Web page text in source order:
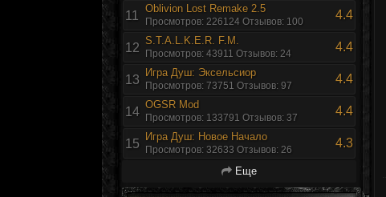
11 4.4
Oblivion Lost Remake 2.5
Просмотров: 226124 Отзывов: 100
12 4.4
S.T.A.L.K.E.R. F.M.
Просмотров: 43911 Отзывов: 24
13 4.4
Игра Душ: Эксельсиор
Просмотров: 73751 Отзывов: 97
14 4.4
OGSR Mod
Просмотров: 133791 Отзывов: 37
15 4.3
Игра Душ: Новое Начало
Просмотров: 32633 Отзывов: 26
Еще